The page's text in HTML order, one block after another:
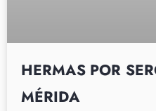
HERMAS POR
MÉRIDA